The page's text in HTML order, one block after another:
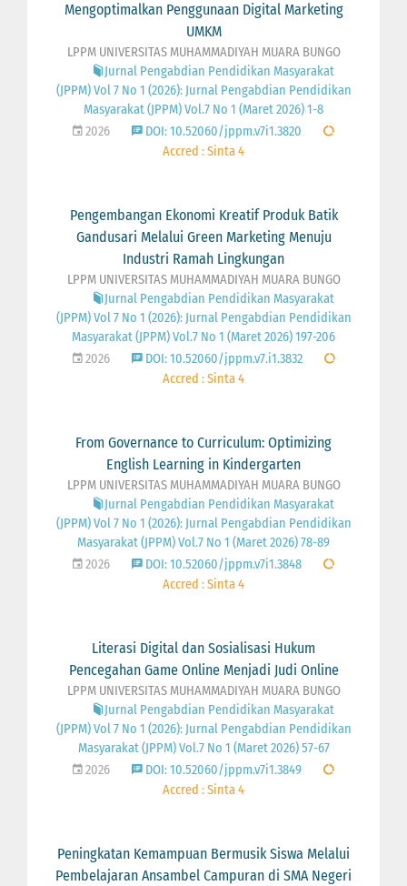
Mengoptimalkan Penggunaan Digital Marketing
UMKM
LPPM UNIVERSITAS MUHAMMADIYAH MUARA BUNGO
Jurnal Pengabdian Pendidikan Masyarakat
(JPPM) Vol 7 No 1 (2026): Jurnal Pengabdian Pendidikan
Masyarakat (JPPM) Vol.7 No 1 (Maret 2026) 1-8
2026
DOI: 10.52060/jppm.v7i1.3820
Accred : Sinta 4
Pengembangan Ekonomi Kreatif Produk Batik
Gandusari Melalui Green Marketing Menuju
Industri Ramah Lingkungan
LPPM UNIVERSITAS MUHAMMADIYAH MUARA BUNGO
Jurnal Pengabdian Pendidikan Masyarakat
(JPPM) Vol 7 No 1 (2026): Jurnal Pengabdian Pendidikan
Masyarakat (JPPM) Vol.7 No 1 (Maret 2026) 197-206
2026
DOI: 10.52060/jppm.v7.i1.3832
Accred : Sinta 4
From Governance to Curriculum: Optimizing
English Learning in Kindergarten
LPPM UNIVERSITAS MUHAMMADIYAH MUARA BUNGO
Jurnal Pengabdian Pendidikan Masyarakat
(JPPM) Vol 7 No 1 (2026): Jurnal Pengabdian Pendidikan
Masyarakat (JPPM) Vol.7 No 1 (Maret 2026) 78-89
2026
DOI: 10.52060/jppm.v7i1.3848
Accred : Sinta 4
Literasi Digital dan Sosialisasi Hukum
Pencegahan Game Online Menjadi Judi Online
LPPM UNIVERSITAS MUHAMMADIYAH MUARA BUNGO
Jurnal Pengabdian Pendidikan Masyarakat
(JPPM) Vol 7 No 1 (2026): Jurnal Pengabdian Pendidikan
Masyarakat (JPPM) Vol.7 No 1 (Maret 2026) 57-67
2026
DOI: 10.52060/jppm.v7i1.3849
Accred : Sinta 4
Peningkatan Kemampuan Bermusik Siswa Melalui
Pembelajaran Ansambel Campuran di SMA Negeri